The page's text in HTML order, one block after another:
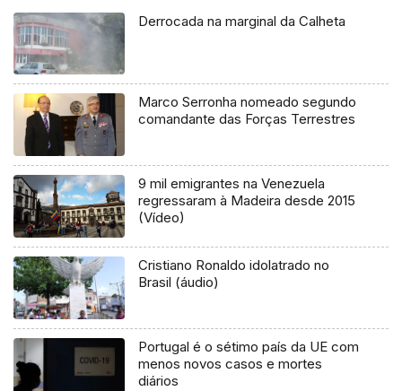
Derrocada na marginal da Calheta
Marco Serronha nomeado segundo
comandante das Forças Terrestres
9 mil emigrantes na Venezuela
regressaram à Madeira desde 2015
(Vídeo)
Cristiano Ronaldo idolatrado no
Brasil (áudio)
Portugal é o sétimo país da UE com
menos novos casos e mortes
diários